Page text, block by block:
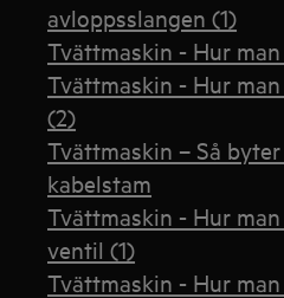
avloppsslangen (1)
Tvättmaskin - Hur
Tvättmaskin - Hur
(2)
Tvättmaskin – Så
kabelstam
Tvättmaskin - Hur
ventil (1)
Tvättmaskin - Hur